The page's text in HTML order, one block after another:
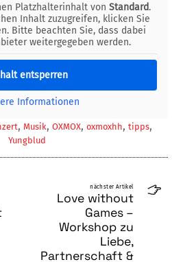
Platzhalterinhalt von Standard.
Inhalt zuzugreifen, klicken Sie
Bitte beachten Sie, dass dabei
weitergegeben werden.
entsperren
Informationen
, Musik, OXMOX, oxmoxhh, tipps,
Yungblud
nächster Artikel
Love without
Games –
Workshop zu
Liebe,
Partnerschaft &